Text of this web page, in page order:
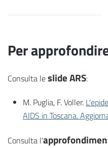
Per
Consulta leslide ARS:
M. Puglia, F. Voller.
AIDS in Toscana.
Consulta l'